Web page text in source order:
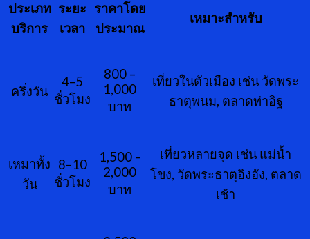
ประเภท
บริการ
ระยะ
เวลา
ราคาโดย
ประมาณ
เหมาะสำหรับ
ครึ่งวัน
4–5
ชั่วโมง
800 –
1,000
บาท
เที่ยวในตัวเมือง เช่น วัดพระ
ธาตุพนม, ตลาดท่าอิฐ
เหมาทั้ง
วัน
8–10
ชั่วโมง
1,500 –
2,000
บาท
เที่ยวหลายจุด เช่น แม่น้ำ
โขง, วัดพระธาตุอิงฮัง, ตลาด
เช้า